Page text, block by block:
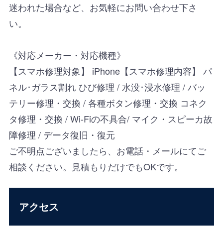
迷われた場合など、お気軽にお問い合わせ下さ
い。
《対応メーカー・対応機種》
【スマホ修理対象】 iPhone【スマホ修理内容】 パ
ネル･ガラス割れ ひび修理 / 水没･浸水修理 / バッ
テリー修理・交換 / 各種ボタン修理・交換 コネク
タ修理・交換 / Wi-Fiの不具合/ マイク・スピーカ故
障修理 / データ復旧・復元
ご不明点ございましたら、お電話・メールにてご
相談ください。見積もりだけでもOKです。
アクセス